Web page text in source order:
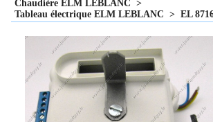
Chaudière ELM LEBLANC >
Tableau électrique ELM LEBLANC > EL